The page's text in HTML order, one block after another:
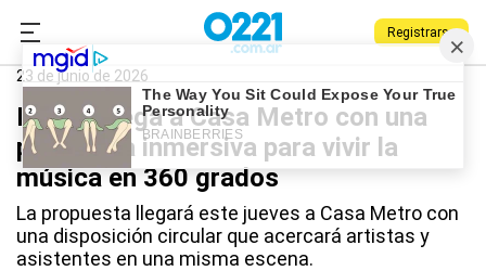
Registrarse
0221.com.ar
Casa Metro
23 de junio de 2026
Núcleo llega a Casa Metro con una
propuesta inmersiva para vivir la
música en 360 grados
La propuesta llegará este jueves a Casa Metro con
una disposición circular que acercará artistas y
asistentes en una misma escena.